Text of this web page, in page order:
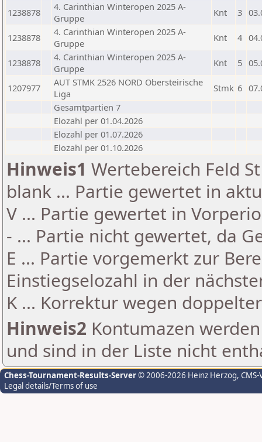
1238878
4. Carinthian Winteropen 2025 A-
Gruppe
Knt 3
1238878
4. Carinthian Winteropen 2025 A-
Gruppe
Knt 4
1238878
4. Carinthian Winteropen 2025 A-
Gruppe
Knt 5
1207977
AUT STMK 2526 NORD Obersteirische
Liga
Stmk 6
Gesamtpartien 7
Elozahl per 01.04.2026
Elozahl per 01.07.2026
Elozahl per 01.10.2026
Hinweis1 Wertebereich Feld
blank ... Partie gewertet in
V ... Partie gewertet in
- ... Partie nicht gewertet, da
E ... Partie vorgemerkt zur
Einstiegselozahl in der
K ... Korrektur wegen
Hinweis2 Kontumazen
und sind in der Liste nicht
Chess-Tournament-Results-Server© 2006-2026 Heinz Herzog,
Legal details/Terms of use